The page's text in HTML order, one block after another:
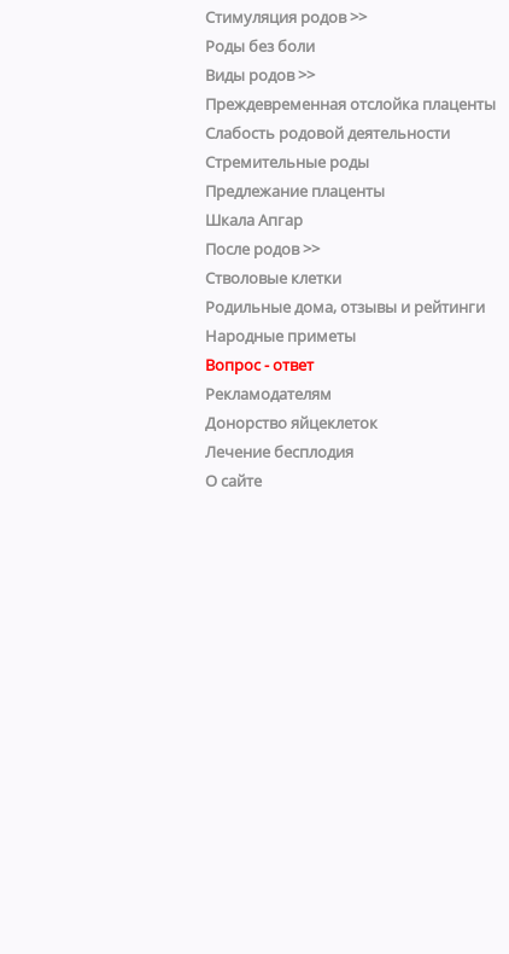
Стимуляция родов >>
Роды без боли
Виды родов >>
Преждевременная отслойка плаценты
Слабость родовой деятельности
Стремительные роды
Предлежание плаценты
Шкала Апгар
После родов >>
Стволовые клетки
Родильные дома, отзывы и рейтинги
Народные приметы
Вопрос - ответ
Рекламодателям
Донорство яйцеклеток
Лечение бесплодия
О сайте